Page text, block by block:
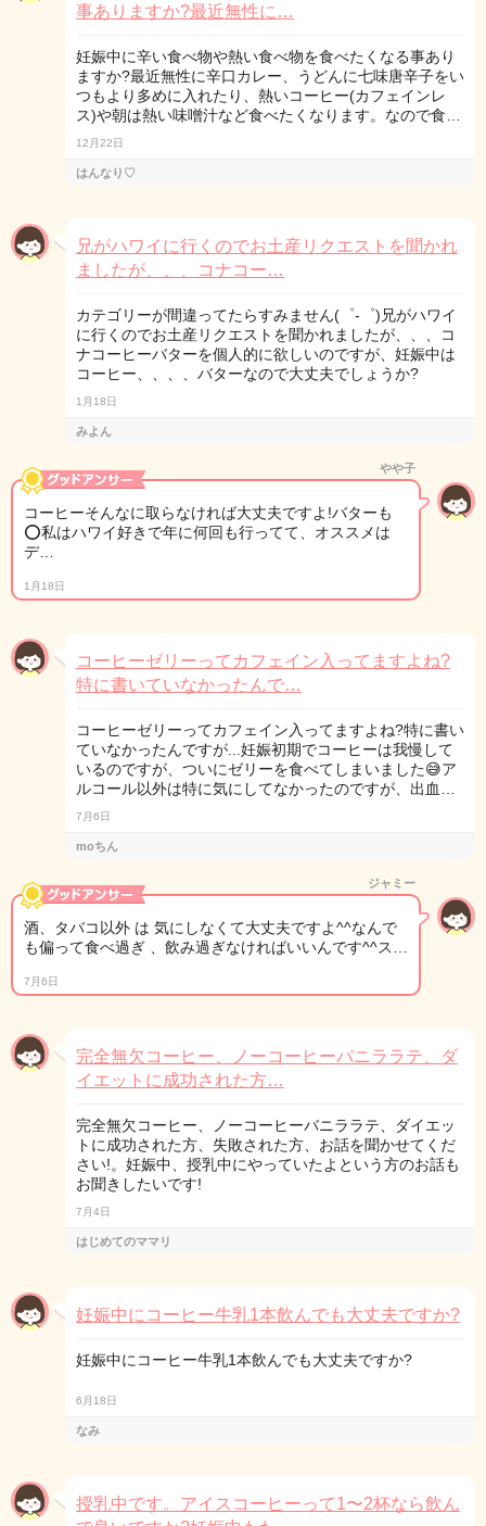
事ありますか?最近無性に…
妊娠中に辛い食べ物や熱い食べ物を食べたくなる事あり
ますか?最近無性に辛口カレー、うどんに七味唐辛子をい
つもより多めに入れたり、熱いコーヒー(カフェインレ
ス)や朝は熱い味噌汁など食べたくなります。なので食…
12月22日
はんなり♡
兄がハワイに行くのでお土産リクエストを聞かれ
ましたが、、、コナコー…
カテゴリーが間違ってたらすみません(゜-゜)兄がハワイ
に行くのでお土産リクエストを聞かれましたが、、、コ
ナコーヒーバターを個人的に欲しいのですが、妊娠中は
コーヒー、、、、バターなので大丈夫でしょうか?
1月18日
みよん
やや子
コーヒーそんなに取らなければ大丈夫ですよ!バターも
⭕️私はハワイ好きで年に何回も行ってて、オススメは
デ…
1月18日
コーヒーゼリーってカフェイン入ってますよね?
特に書いていなかったんで…
コーヒーゼリーってカフェイン入ってますよね?特に書い
ていなかったんですが...妊娠初期でコーヒーは我慢して
いるのですが、ついにゼリーを食べてしまいました😅ア
ルコール以外は特に気にしてなかったのですが、出血…
7月6日
moちん
ジャミー
酒、タバコ以外 は 気にしなくて大丈夫ですよ^^なんで
も偏って食べ過ぎ 、飲み過ぎなければいいんです^^ス…
7月6日
完全無欠コーヒー、ノーコーヒーバニララテ、ダ
イエットに成功された方…
完全無欠コーヒー、ノーコーヒーバニララテ、ダイエッ
トに成功された方、失敗された方、お話を聞かせてくだ
さい!。妊娠中、授乳中にやっていたよという方のお話も
お聞きしたいです!
7月4日
はじめてのママリ
妊娠中にコーヒー牛乳1本飲んでも大丈夫ですか?
妊娠中にコーヒー牛乳1本飲んでも大丈夫ですか?
6月18日
なみ
授乳中です。アイスコーヒーって1〜2杯なら飲ん